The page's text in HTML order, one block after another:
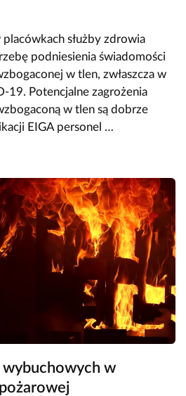
służby zdrowia
podniesienia świadomości
w tlen, zwłaszcza w
19. Potencjalne zagrożenia
w tlen są dobrze
EIGA personel …
w